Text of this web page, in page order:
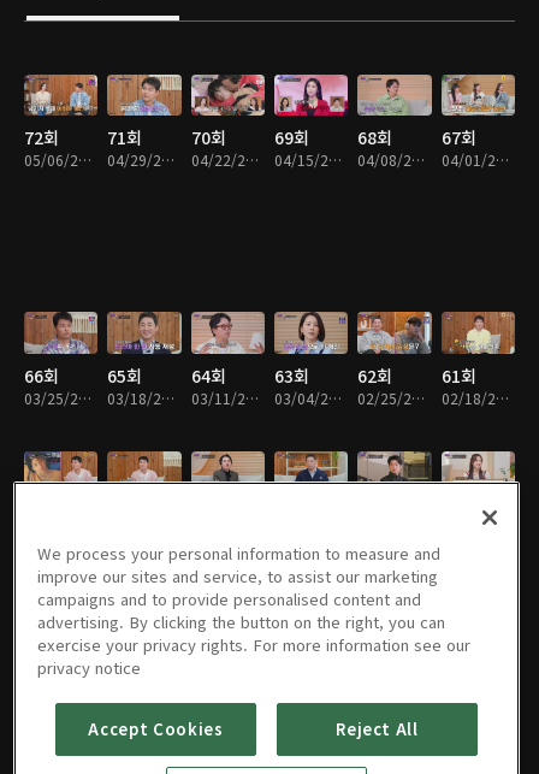
72회
05/06/2026 • 1시간 26분
71회
04/29/2026 • 1시간 44분
70회
04/22/2026 • 1시간 49분
69회
04/15/2026 • 1시간 46분
68회
04/08/2026 • 1시간 57분
67회
04/01/2026 • 1시간 24분
66회
03/25/2026 • 1시간 28분
65회
03/18/2026 • 1시간 25분
64회
03/11/2026 • 1시간 45분
63회
03/04/2026 • 1시간 44분
62회
02/25/2026 • 1시간 42분
61회
02/18/2026 • 1시간 40분
54회
06/10/2025 • 1시간 48분
53회 52회 51회 50회 49회
We process your personal information to measure and
improve our sites and service, to assist our marketing
campaigns and to provide personalised content and
advertising. By clicking the button on the right, you can
exercise your privacy rights. For more information see our
privacy notice
Accept Cookies Reject All